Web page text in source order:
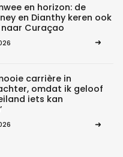
en horizon: de
en Dianthy keren ook
Curaçao
carrière in
omdat ik geloof
iets kan